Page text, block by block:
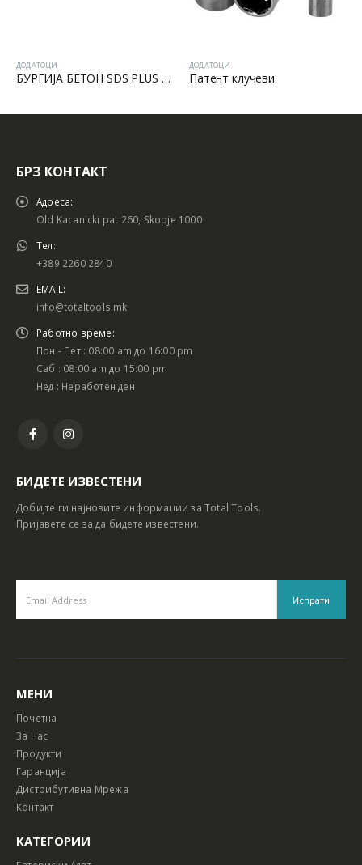
ДОДАТОЦИ
БУРГИЈА БЕТОН SDS PLUS – 6x110mm
ДОДАТОЦИ
Патент клучеви
БРЗ КОНТАКТ
Адреса:
Old Kacanicki pat 260, Skopje 1000
Тел:
+389 2260 2840
EMAIL:
info@totaltools.mk
Работно време:
Пон - Пет : 08:00 am до 16:00 pm
Саб : 08:00 am до 15:00 pm
Нед : Неработен ден
БИДЕТЕ ИЗВЕСТЕНИ
Добијте ги најновите информации за Total Tools.
Пријавете се за да бидете известени.
МЕНИ
Почетна
За Нас
Продукти
Гаранција
Дистрибутивна Мрежа
Контакт
КАТЕГОРИИ